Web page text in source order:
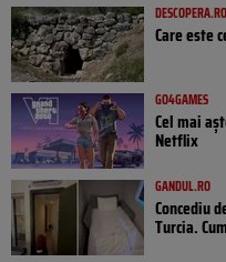
DESCOPERA.RO
Care este
GO4GAMES
Cel mai
Netflix
GANDUL.RO
Concediu
Turcia.